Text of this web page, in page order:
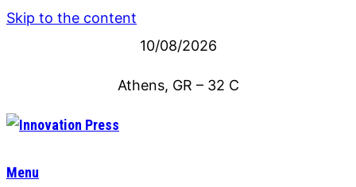
Skip to the content
10/08/2026
Athens, GR – 32 C
Menu